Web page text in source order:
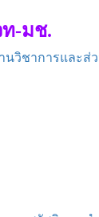
-มช.
วิชาการและส่